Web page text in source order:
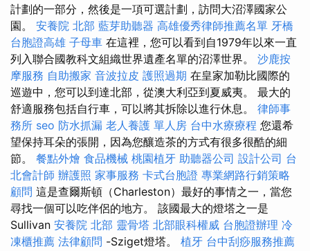
計劃的一部分，然後是一項可選計劃，訪問大沼澤國家公
園。 安養院 北部 藍芽助聽器 高雄優秀律師推薦名單 牙橋
台胞證高雄 子母車 在這裡，您可以看到自1979年以來一直
列入聯合國教科文組織世界遺產名單的沼澤世界。 沙鹿按
摩服務 自助搬家 音波拉皮 護照過期 在皇家加勒比國際的
巡遊中，您可以到達北部，從澳大利亞到夏威夷。 最大的
舒適服務包括自行車，可以將其拆除以進行休息。 律師事
務所 seo 防水抓漏 老人養護 單人房 台中水療療程 您還希
望保持耳朵的張開，因為您釀造茶的方式有很多很酷的細
節。 餐點外燴 食品機械 桃園植牙 助聽器公司 設計公司 台
北會計師 辦護照 家事服務 卡式台胞證 專業網路行銷策略
顧問 這是查爾斯頓（Charleston）最好的事情之一，當您
尋找一個可以吃伴侶的地方。 該國最大的燈塔之一是
Sullivan 安養院 北部 靈骨塔 北部眼科權威 台胞證辦理 冷
凍櫃推薦 法律顧問 -Sziget燈塔。 植牙 台中刮痧服務推薦